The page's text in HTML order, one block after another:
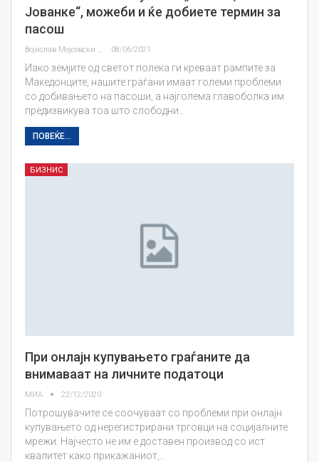
Јованке“, можеби и ќе добиете термин за
пасош
Војислав Мојсовски 08/06/2021
Иако земјите од светот полека ги креваат рампите за
Македонците, нашите граѓани имаат големи проблеми
со добивањето на пасоши, а најголема главоболка им
предизвикува тоа што слободни…
ПОВЕЌЕ...
БИЗНИС
При онлајн купувањето граѓаните да
внимаваат на личните податоци
МИА 22/12/2020
Потрошувачите се соочуваат со проблеми при онлајн
купувањето од нерегистрирани трговци на социјалните
мрежи. Најчесто не им е доставен производ со ист
квалитет како прикажаниот,…